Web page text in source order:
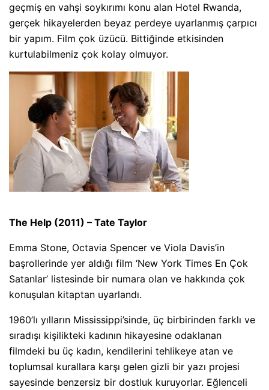
geçmiş en vahşi soykırımı konu alan Hotel Rwanda,
gerçek hikayelerden beyaz perdeye uyarlanmış çarpıcı
bir yapım. Film çok üzücü. Bittiğinde etkisinden
kurtulabilmeniz çok kolay olmuyor.
The Help (2011) – Tate Taylor
Emma Stone, Octavia Spencer ve Viola Davis’in
başrollerinde yer aldığı film ‘New York Times En Çok
Satanlar’ listesinde bir numara olan ve hakkında çok
konuşulan kitaptan uyarlandı.
1960’lı yılların Mississippi’sinde, üç birbirinden farklı ve
sıradışı kişilikteki kadının hikayesine odaklanan
filmdeki bu üç kadın, kendilerini tehlikeye atan ve
toplumsal kurallara karşı gelen gizli bir yazı projesi
sayesinde benzersiz bir dostluk kuruyorlar. Eğlenceli